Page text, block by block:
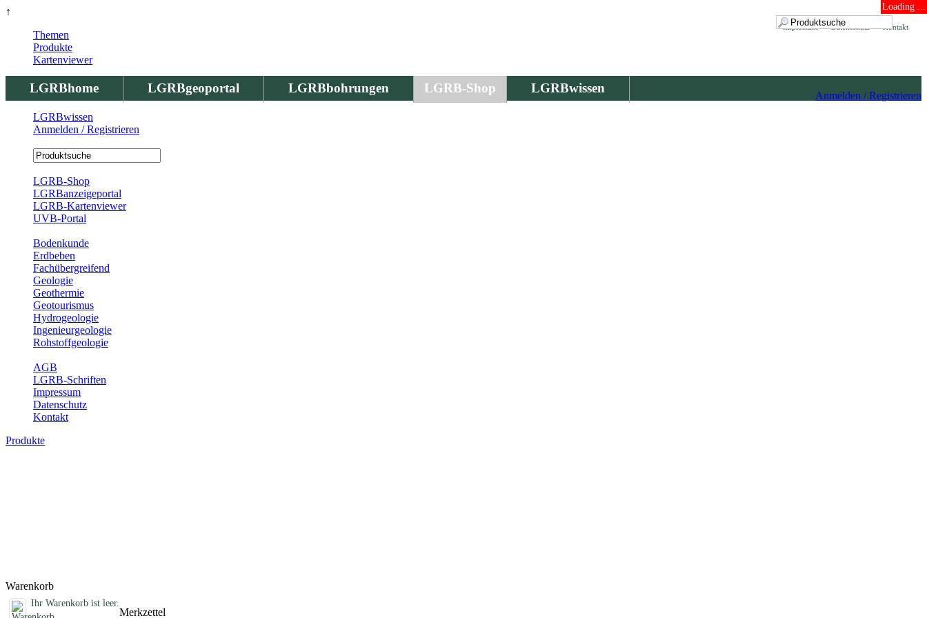
↑ Loading ...
Kontakt
Datenschutz
Impressum
LGRBhome LGRBgeoportal LGRBbohrungen LGRB-Shop LGRBwissen
Anmelden / Registrieren
Themen
Produkte
Kartenviewer
LGRBwissen
Anmelden / Registrieren
LGRB-Shop
LGRBanzeigeportal
LGRB-Kartenviewer
UVB-Portal
Bodenkunde
Erdbeben
Fachübergreifend
Geologie
Geothermie
Geotourismus
Hydrogeologie
Ingenieurgeologie
Rohstoffgeologie
AGB
LGRB-Schriften
Impressum
Datenschutz
Kontakt
Produkte
Warenkorb
Ihr Warenkorb ist leer.
Merkzettel